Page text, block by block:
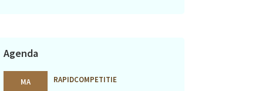
Agenda
MA
RAPIDCOMPETITIE